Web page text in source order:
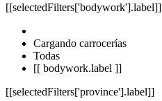
[[selectedFilters['bodywork'].label]]
Cargando carrocerías
Todas
[[ bodywork.label ]]
[[selectedFilters['province'].label]]